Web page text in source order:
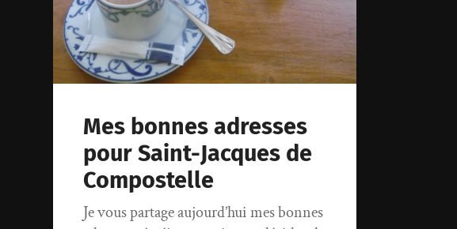
Mes bonnes adresses
pour Saint-Jacques de
Compostelle
Je vous partage aujourd’hui mes bonnes